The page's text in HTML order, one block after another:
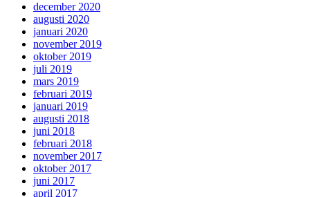
december 2020
augusti 2020
januari 2020
november 2019
oktober 2019
juli 2019
mars 2019
februari 2019
januari 2019
augusti 2018
juni 2018
februari 2018
november 2017
oktober 2017
juni 2017
april 2017